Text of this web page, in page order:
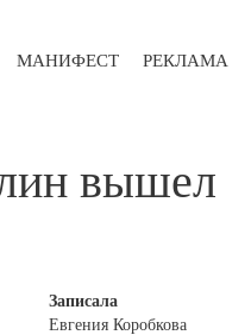
МАНИФЕСТ РЕКЛАМА
вышел
Записала
Евгения Коробкова